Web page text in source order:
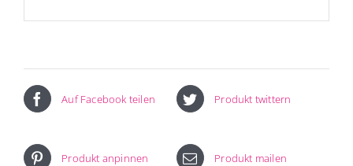
Auf Facebook teilen Produkt twittern
Produkt anpinnen Produkt mailen